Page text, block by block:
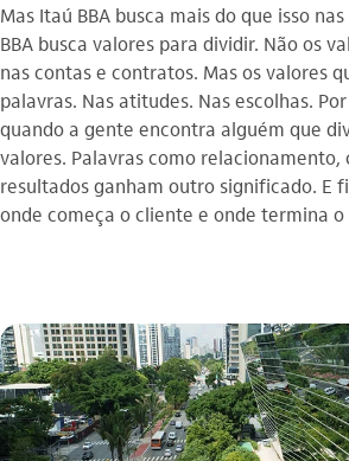
Mas Itaú BBA busca mais do que isso
BBA busca valores para dividir. Não os
nas contas e contratos. Mas os valores
palavras. Nas atitudes. Nas escolhas.
quando a gente encontra alguém que
valores. Palavras como relacionamento,
resultados ganham outro significado. E
onde começa o cliente e onde termina o